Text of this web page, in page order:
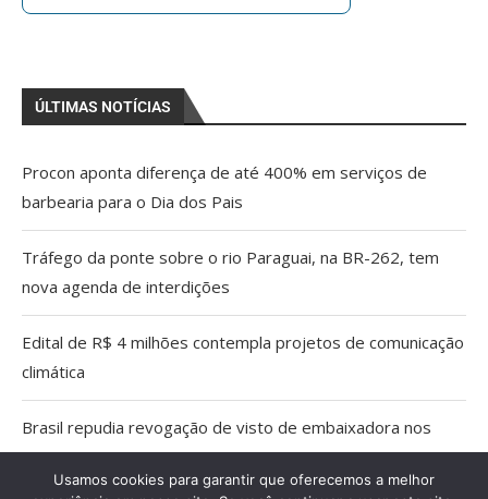
ÚLTIMAS NOTÍCIAS
Procon aponta diferença de até 400% em serviços de
barbearia para o Dia dos Pais
Tráfego da ponte sobre o rio Paraguai, na BR-262, tem
nova agenda de interdições
Edital de R$ 4 milhões contempla projetos de comunicação
climática
Brasil repudia revogação de visto de embaixadora nos
EUA
Usamos cookies para garantir que oferecemos a melhor